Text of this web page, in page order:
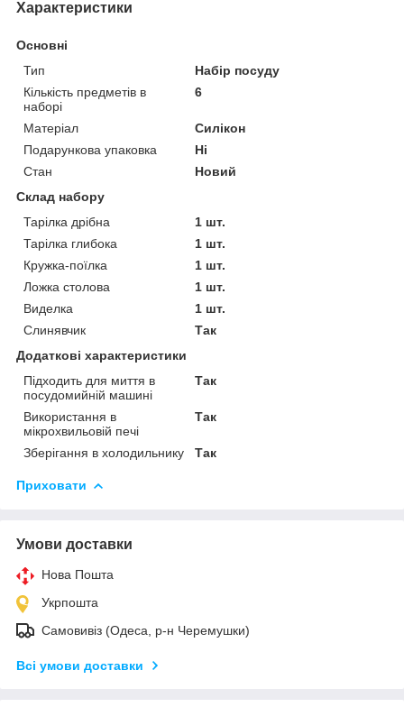
Характеристики
Основні
Тип
Набір посуду
Кількість предметів в
наборі
6
Матеріал
Силікон
Подарункова упаковка
Ні
Стан
Новий
Склад набору
Тарілка дрібна
1 шт.
Тарілка глибока
1 шт.
Кружка-поїлка
1 шт.
Ложка столова
1 шт.
Виделка
1 шт.
Слинявчик
Так
Додаткові характеристики
Підходить для миття в
посудомийній машині
Так
Використання в
мікрохвильовій печі
Так
Зберігання в холодильнику Так
Приховати
Умови доставки
Нова Пошта
Укрпошта
Самовивіз (Одеса, р-н Черемушки)
Всі умови доставки